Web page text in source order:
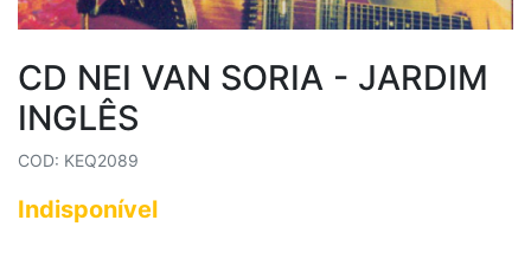
CD NEI VAN SORIA - JARDIM
INGLÊS
COD: KEQ2089
Indisponível